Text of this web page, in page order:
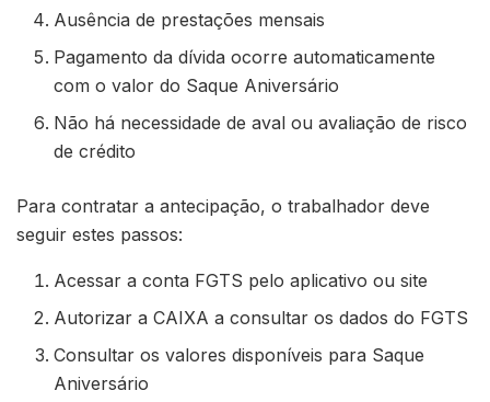
Ausência de prestações mensais
Pagamento da dívida ocorre automaticamente
com o valor do Saque Aniversário
Não há necessidade de aval ou avaliação de risco
de crédito
Para contratar a antecipação, o trabalhador deve
seguir estes passos:
Acessar a conta FGTS pelo aplicativo ou site
Autorizar a CAIXA a consultar os dados do FGTS
Consultar os valores disponíveis para Saque
Aniversário